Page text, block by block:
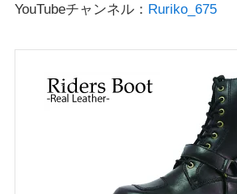
YouTubeチャンネル： Ruriko_675